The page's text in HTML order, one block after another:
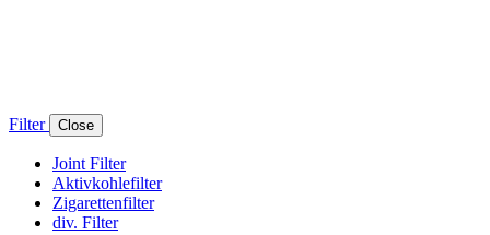
Filter Close
Joint Filter
Aktivkohlefilter
Zigarettenfilter
div. Filter